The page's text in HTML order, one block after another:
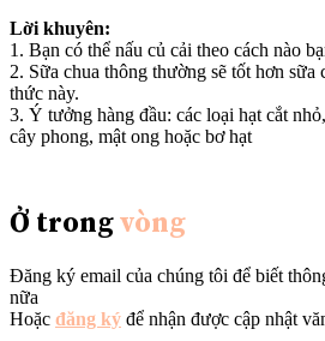
Lời khuyên:
1. Bạn có thể nấu củ cải theo cách nào
2. Sữa chua thông thường sẽ tốt hơn
thức này.
3. Ý tưởng hàng đầu: các loại hạt cắt
cây phong, mật ong hoặc bơ hạt
Ở trongvòng
Đăng ký email của chúng tôi để biết
nữa
Hoặc đăng ký để nhận được cập nhật